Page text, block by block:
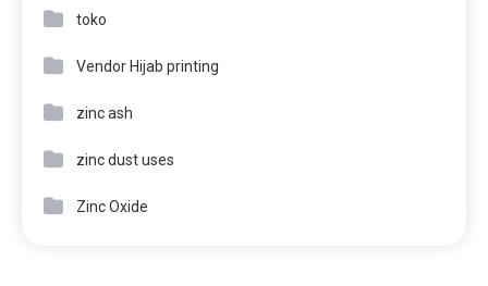
toko
Vendor Hijab printing
zinc ash
zinc dust uses
Zinc Oxide